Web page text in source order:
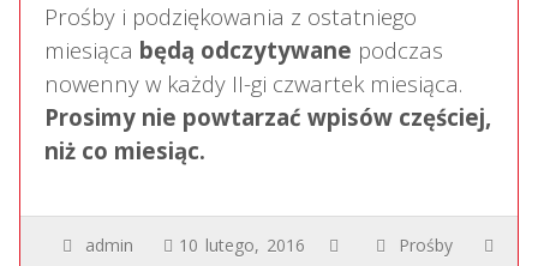
Prośby i podziękowania z ostatniego
miesiąca będą odczytywane podczas
nowenny w każdy II-gi czwartek miesiąca.
Prosimy nie powtarzać wpisów częściej,
niż co miesiąc.
admin 10 lutego, 2016
Prośby